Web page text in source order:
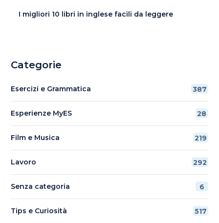
I migliori 10 libri in inglese facili da leggere
Categorie
Esercizi e Grammatica 387
Esperienze MyES 28
Film e Musica 219
Lavoro 292
Senza categoria 6
Tips e Curiosità 517